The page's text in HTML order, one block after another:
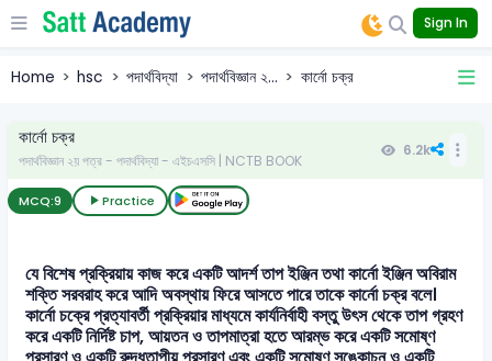
Sign In
Home hsc পদার্থবিদ্যা পদার্থবিজ্ঞান ২... কার্নো চক্র
কার্নো চক্র
পদার্থবিজ্ঞান ২য় পত্র - পদার্থবিদ্যা - এইচএসসি | NCTB BOOK
6.2k
MCQ:9 Practice
যে বিশেষ প্রক্রিয়ায় কাজ করে একটি আদর্শ তাপ ইঞ্জিন তথা কার্নো ইঞ্জিন অবিরাম
শক্তি সরবরাহ করে আদি অবস্থায় ফিরে আসতে পারে তাকে কার্নো চক্র বলে।
কার্নো চক্রে প্রত্যাবর্তী প্রক্রিয়ার মাধ্যমে কার্যনির্বাহী বস্তু উৎস থেকে তাপ গ্রহণ
করে একটি নির্দিষ্ট চাপ, আয়তন ও তাপমাত্রা হতে আরম্ভ করে একটি সমোষ্ণ